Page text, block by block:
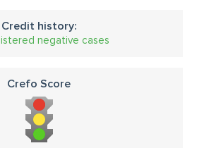
Credit history:
negative cases
Crefo Score